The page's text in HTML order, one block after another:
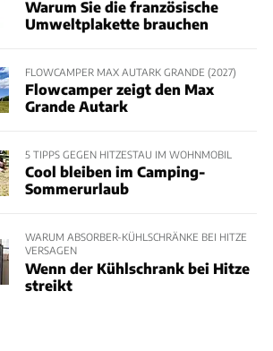
Warum Sie die französische
Umweltplakette brauchen
FLOWCAMPER MAX AUTARK GRANDE (2027)
Flowcamper zeigt den Max
Grande Autark
5 TIPPS GEGEN HITZESTAU IM WOHNMOBIL
Cool bleiben im Camping-
Sommerurlaub
WARUM ABSORBER-KÜHLSCHRÄNKE BEI HITZE
VERSAGEN
Wenn der Kühlschrank bei Hitze
streikt